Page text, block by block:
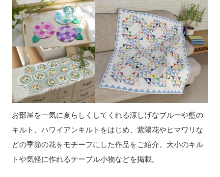
お部屋を一気に夏らしくしてくれる涼しげなブルーや藍の
キルト、ハワイアンキルトをはじめ、紫陽花やヒマワリな
どの季節の花をモチーフにした作品をご紹介。大小のキル
トや気軽に作れるテーブル小物などを掲載。